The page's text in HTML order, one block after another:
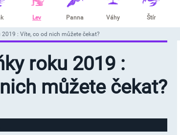
Lev Panna Váhy Štír
: Víte, co od nich můžete čekat?
roku 2019 :
můžete čekat?